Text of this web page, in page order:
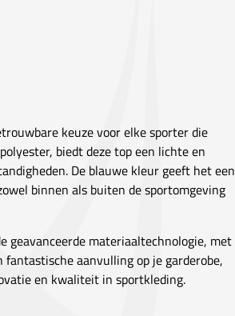
keuze voor elke sporter die
biedt deze top een lichte en
De blauwe kleur geeft het een
binnen als buiten de sportomgeving
geavanceerde materiaaltechnologie, met
aanvulling op je garderobe,
en kwaliteit in sportkleding.